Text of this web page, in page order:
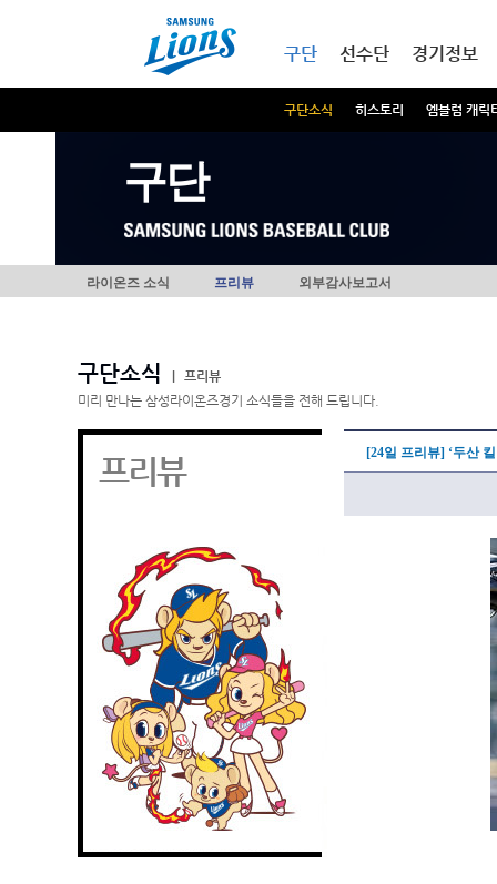
구단
구단소식 히스토리 엠블럼 캐릭
선수단 경기정보
구단
라이온즈 소식 프리뷰 외부감사보고서
구단소식
프리뷰
미리 만나는 삼성라이온즈경기 소식들을 전해 드립니다.
프리뷰 [24일 프리뷰] ‘두산